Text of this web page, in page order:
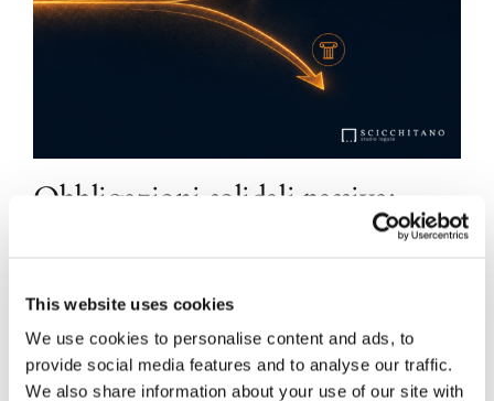
This website uses cookies
We use cookies to personalise content and ads, to
provide social media features and to analyse our traffic.
We also share information about your use of our site with
Obbligazioni solidali passive:
rapporti tra surrogazione legale e
La sentenza n. 16835 del 29 maggio 2026 della
Corte di Cassazione offre l'occasione per tornare
su un tema di grande rilievo teorico e pratico
nell'ambito delle obbligazioni solidali passive: il